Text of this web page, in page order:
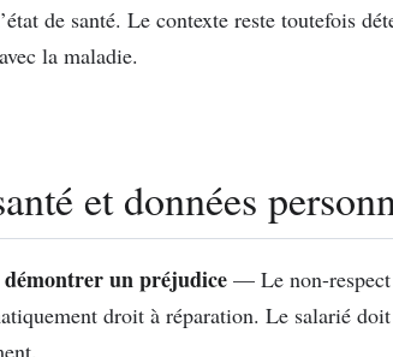
de santé. Le contexte reste toutefois
la maladie.
et données
un préjudice — Le non-respect
droit à réparation. Le salarié